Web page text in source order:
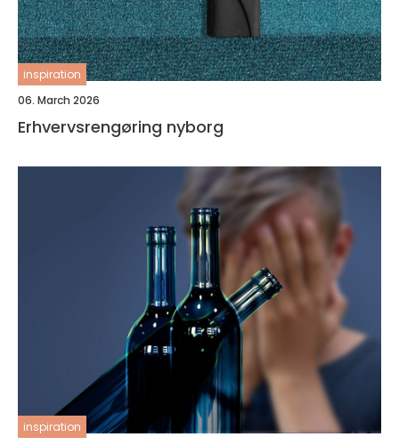
inspiration
06. March 2026
Erhvervsrengøring nyborg
inspiration